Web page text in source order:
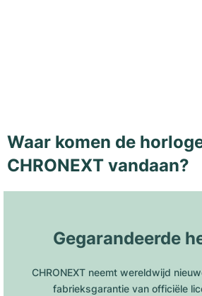
Waar komen de
CHRONEXT vandaan?
Gegarandeerde
CHRONEXT neemt wereldwijd
fabrieksgarantie van officiële